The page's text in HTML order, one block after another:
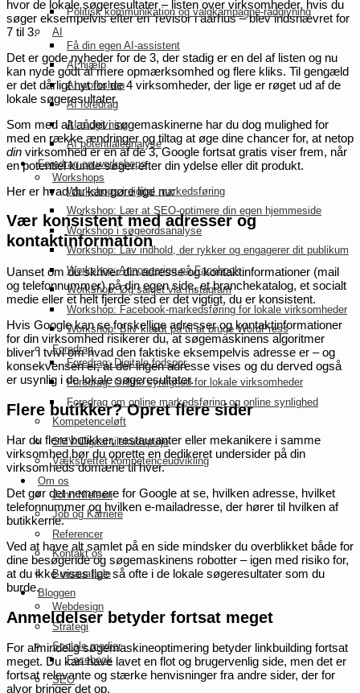
Politisk kommunikation og valgkampagne-rådgivning
AI
Få din egen AI-assistent
AI hjælp
AI workshop
AI foredrag
AI rådgivning
AI potentialeanalyse
Foredrag og workshops
Workshops
Workshops i digital markedsføring
Workshop: Lær at SEO-optimere din egen hjemmeside
Workshop i søgeordsanalyse
Workshop: Lav indhold, der rykker og engagerer dit publikum
Workshop: Annoncering på Facebook
Workshop: Øg salget via Instagram
Workshop: Facebook-markedsføring for lokale virksomheder
Workshop: Bliv klædt på til at bruge WordPress
Foredrag
Foredrag: Digitale fodspor
Foredrag: Online synlighed for lokale virksomheder
Foredrag om online markedsføring og online synlighed
Kompetenceløft
SMV:Digital tilskudspulje
Vækstrettet kompetenceudvikling
Om os
John Nielsen
Job og Karriere
Referencer
Kontakt os
Bureauaftale
Bloggen
Webdesign
Strategi
Sociale medier
Facebook
SEO
hvor de lokale søgeresultater – listen over virksomheder, hvis du
søger eksempelvis efter en ’revisor i aarhus – blev indsnævret for
7 til 3.
Det er gode nyheder for de 3, der stadig er en del af listen og nu
kan nyde godt af mere opmærksomhed og flere kliks. Til gengæld
er det dårligt nyt for de 4 virksomheder, der lige er røget ud af de
lokale søgeresultater.
Som med alt andet i søgemaskinerne har du dog mulighed for
med en række ændringer og tiltag at øge dine chancer for, at netop
din virksomhed er en af de 3, Google fortsat gratis viser frem, når
en potentiel kunde søger efter din ydelse eller dit produkt.
Her er hvad du kan gøre lige nu:
Vær konsistent med adresser og
kontaktinformation
Uanset om du skriver din adresse og kontaktinformationer (mail
og telefonnummer) på din egen side, et branchekatalog, et socialt
medie eller et helt fjerde sted er det vigtigt, du er konsistent.
Hvis Google kan se forskellige adresser og kontaktinformationer
for din virksomhed risikerer du, at søgemaskinens algoritmer
bliver i tvivl om hvad den faktiske eksempelvis adresse er – og
konsekvensen er, at der ingen adresse vises og du derved også
er usynlig i de lokale søgeresultater.
Flere butikker? Opret flere sider
Har du flere butikker, restauranter eller mekanikere i samme
virksomhed bør du oprette en dedikeret undersider på din
virksomheds domæne til hver.
Det gør det nemmere for Google at se, hvilken adresse, hvilket
telefonnummer og hvilken e-mailadresse, der hører til hvilken af
butikkerne.
Ved at have alt samlet på en side mindsker du overblikket både for
dine besøgende og søgemaskinens robotter – igen med risiko for,
at du ikke vises lige så ofte i de lokale søgeresultater som du
burde.
Anmeldelser betyder fortsat meget
For almindelig søgemaskineoptimering betyder linkbuilding fortsat
meget. Du kan have lavet en flot og brugervenlig side, men det er
fortsat relevante og stærke henvisninger fra andre sider, der for
alvor bringer det op.